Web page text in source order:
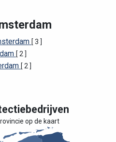
[ 3 ]
[ 2 ]
[ 2 ]
op de kaart